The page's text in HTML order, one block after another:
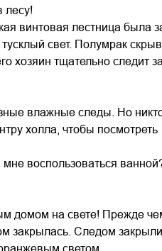
лесу!
винтовая лестница была
свет. Полумрак
хозяин тщательно следит за
влажные следы. Но
холла, чтобы посмотреть
воспользоваться
домом на свете! Прежде
закрылась. Следом
светом.